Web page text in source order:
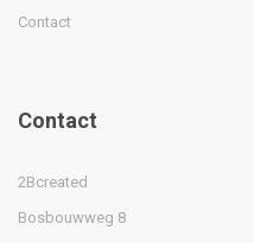
Contact
Contact
2Bcreated
Bosbouwweg 8